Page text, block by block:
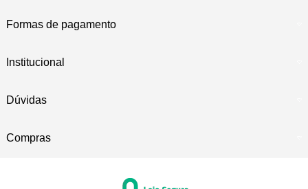
Formas de pagamento
Institucional
Dúvidas
Compras